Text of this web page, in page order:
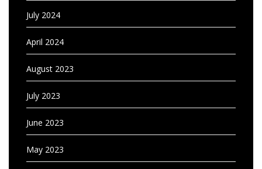
July 2024
April 2024
August 2023
July 2023
June 2023
May 2023